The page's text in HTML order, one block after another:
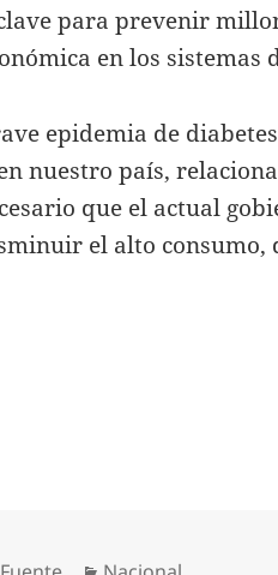
para prevenir
en los sistemas
epidemia de
nuestro país,
que el actual
el alto consumo,